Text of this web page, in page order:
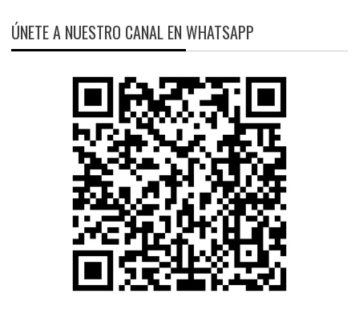
ÚNETE A NUESTRO CANAL EN WHATSAPP